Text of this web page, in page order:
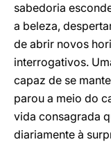
sabedoria
a beleza,
de abrir novos
interrogativos.
capaz de se
parou a meio do
vida consagrada
diariamente à